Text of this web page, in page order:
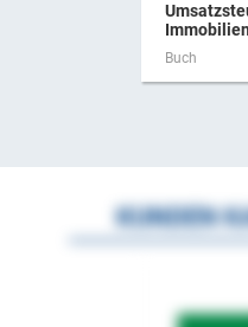
Immobilien
Buch
KUNDEN